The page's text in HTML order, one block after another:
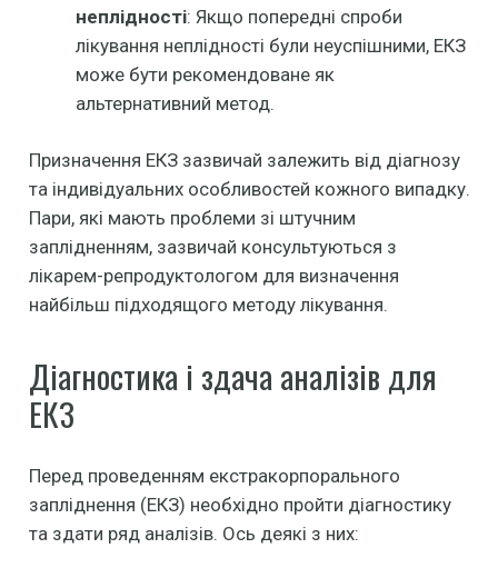
неплідності: Якщо попередні спроби
лікування неплідності були неуспішними, ЕКЗ
може бути рекомендоване як
альтернативний метод.
Призначення ЕКЗ зазвичай залежить від діагнозу
та індивідуальних особливостей кожного випадку.
Пари, які мають проблеми зі штучним
заплідненням, зазвичай консультуються з
лікарем-репродуктологом для визначення
найбільш підходящого методу лікування.
Діагностика і здача аналізів для
ЕКЗ
Перед проведенням екстракорпорального
запліднення (ЕКЗ) необхідно пройти діагностику
та здати ряд аналізів. Ось деякі з них: